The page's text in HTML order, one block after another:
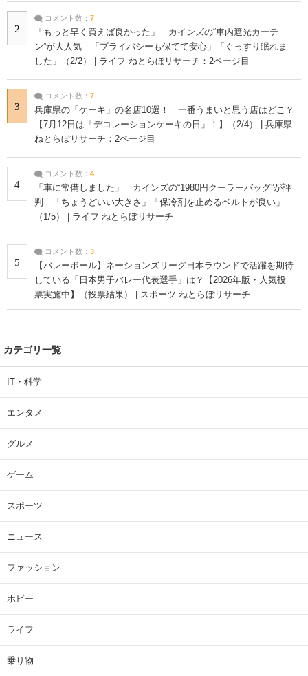
2
コメント数： 7
「もっと早く買えば良かった」 カインズの“車内遮光カーテ
ン”が大人気 「プライバシーも保てて安心」「ぐっすり眠れま
した」（2/2） | ライフ ねとらぼリサーチ：2ページ目
3
コメント数： 7
兵庫県の「ケーキ」の名店10選！ 一番うまいと思う店はどこ？
【7月12日は「デコレーションケーキの日」！】（2/4） | 兵庫県
ねとらぼリサーチ：2ページ目
4
コメント数： 4
「車に常備しました」 カインズの“1980円クーラーバッグ”が評
判 「ちょうどいい大きさ」「保冷剤を止めるベルトが良い」
（1/5） | ライフ ねとらぼリサーチ
5
コメント数： 3
【バレーボール】ネーションズリーグ日本ラウンドで活躍を期待
している「日本男子バレー代表選手」は？【2026年版・人気投
票実施中】（投票結果） | スポーツ ねとらぼリサーチ
カテゴリ一覧
IT・科学
エンタメ
グルメ
ゲーム
スポーツ
ニュース
ファッション
ホビー
ライフ
乗り物